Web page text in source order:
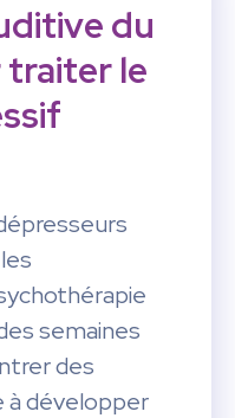
du
le
semaines
des
développer